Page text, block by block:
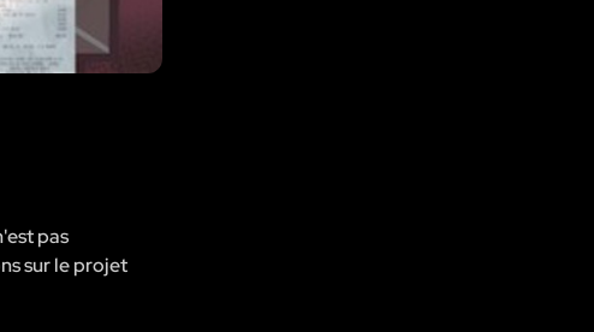
pas
sur le projet